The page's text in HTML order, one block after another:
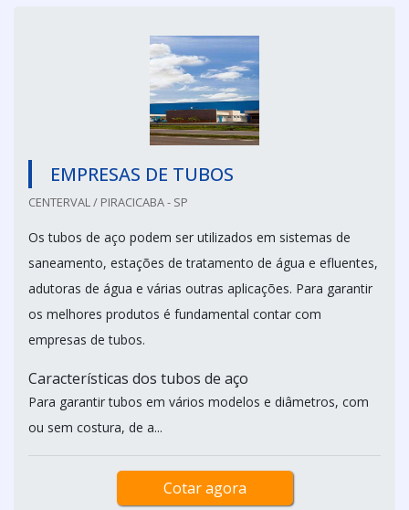
EMPRESAS DE TUBOS
CENTERVAL / PIRACICABA - SP
Os tubos de aço podem ser utilizados em sistemas de
saneamento, estações de tratamento de água e efluentes,
adutoras de água e várias outras aplicações. Para garantir
os melhores produtos é fundamental contar com
empresas de tubos.
Características dos tubos de aço
Para garantir tubos em vários modelos e diâmetros, com
ou sem costura, de a...
Cotar agora